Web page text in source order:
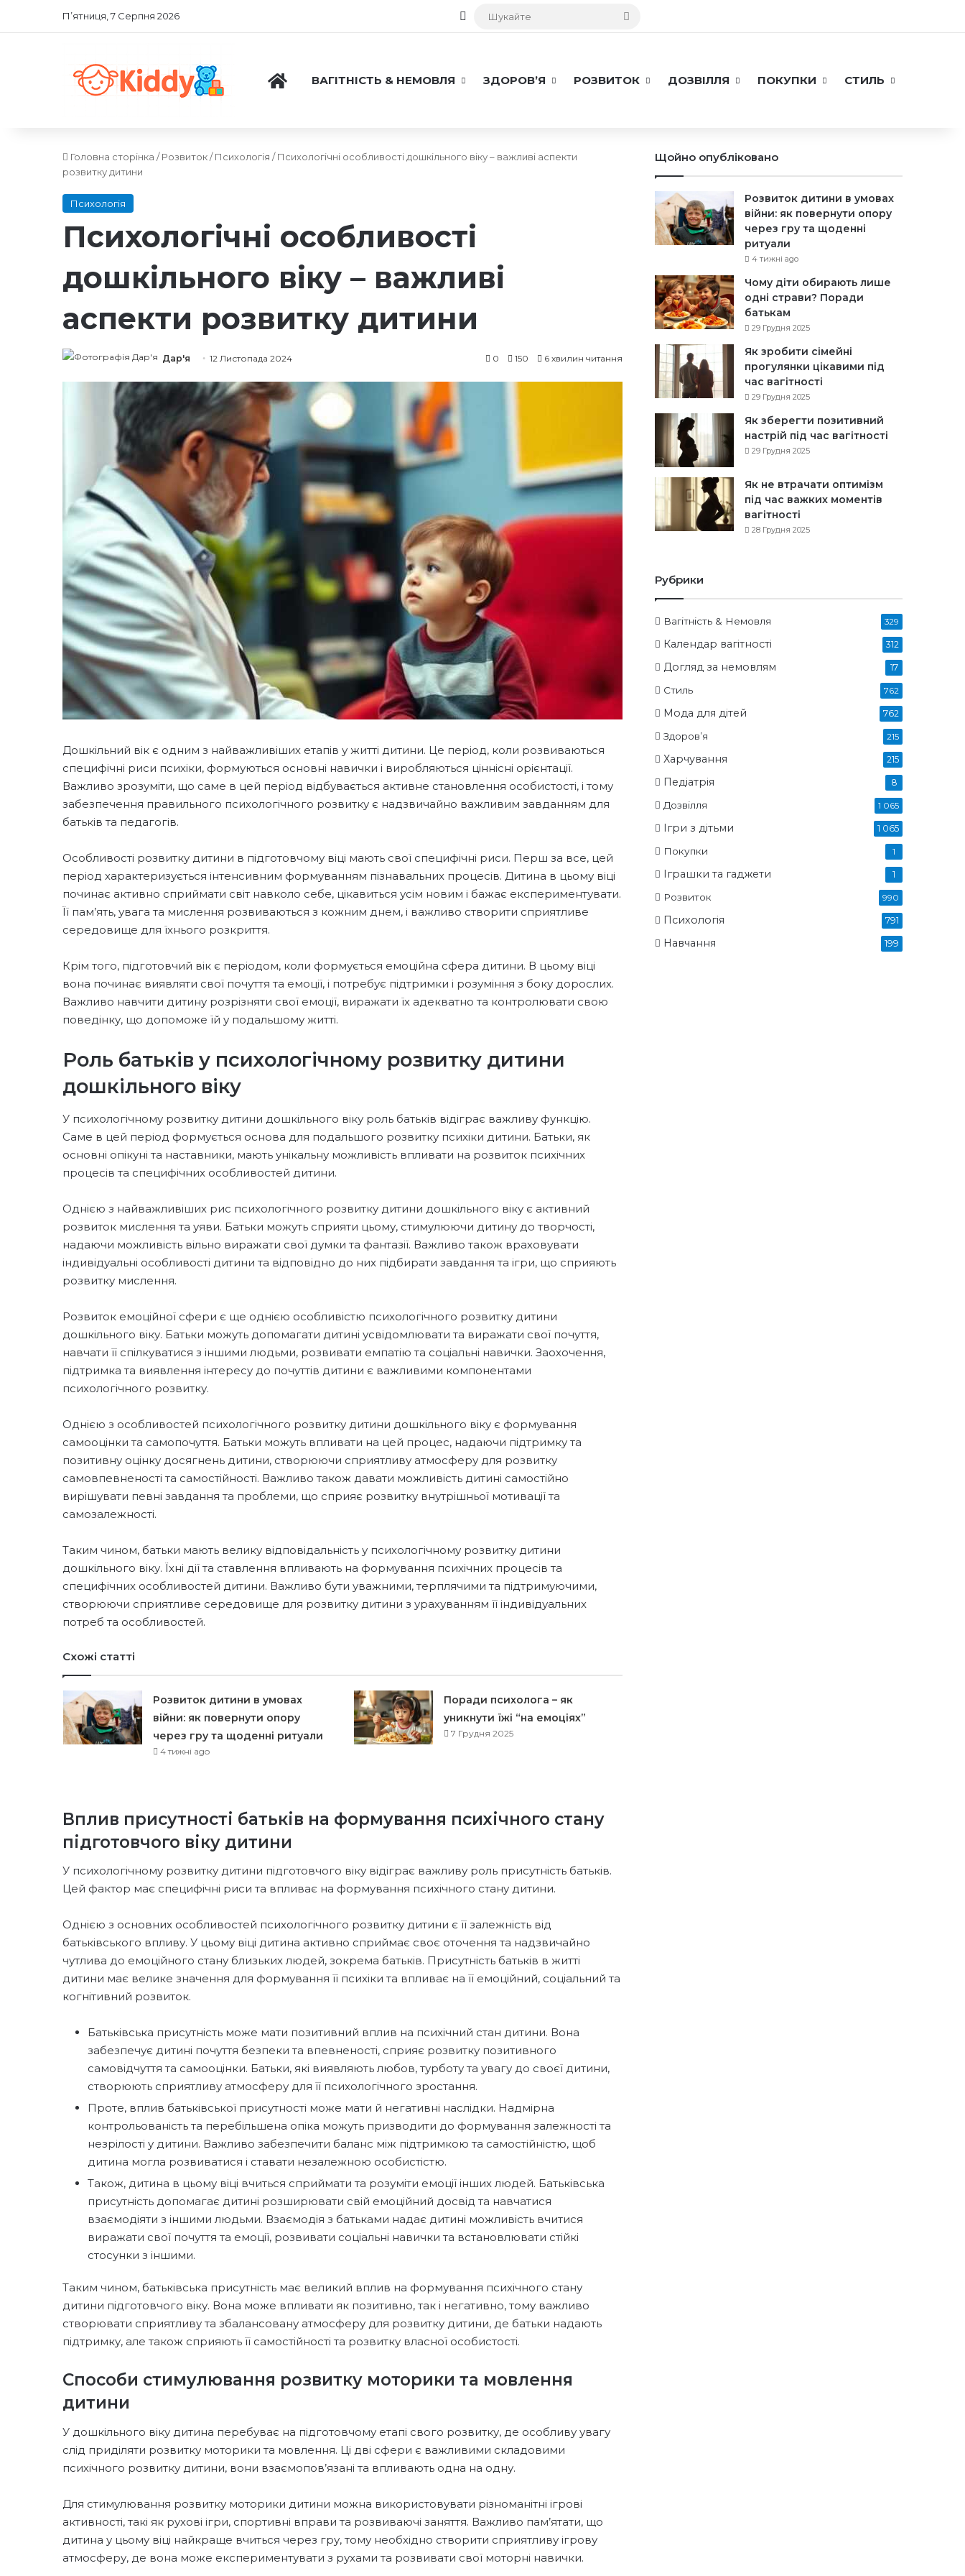
П’ятниця, 7 Серпня 2026 Бічна панель
ГОЛОВНА
ВАГІТНІСТЬ & НЕМОВЛЯ ЗДОРОВ’Я РОЗВИТОК ДОЗВІЛЛЯ ПОКУПКИ СТИЛЬ
Головна сторінка / Розвиток/ Психологія / Психологічні особливості дошкільного віку – важливі аспекти
розвитку дитини
Психологія
Психологічні особливості
дошкільного віку – важливі
аспекти розвитку дитини
Дар'я 12 Листопада 2024 0 150 6 хвилин читання
Дошкільний вік є одним з найважливіших етапів у житті дитини. Це період, коли розвиваються
специфічні риси психіки, формуються основні навички і виробляються ціннісні орієнтації.
Важливо зрозуміти, що саме в цей період відбувається активне становлення особистості, і тому
забезпечення правильного психологічного розвитку є надзвичайно важливим завданням для
батьків та педагогів.
Особливості розвитку дитини в підготовчому віці мають свої специфічні риси. Перш за все, цей
період характеризується інтенсивним формуванням пізнавальних процесів. Дитина в цьому віці
починає активно сприймати світ навколо себе, цікавиться усім новим і бажає експериментувати.
Її пам’ять, увага та мислення розвиваються з кожним днем, і важливо створити сприятливе
середовище для їхнього розкриття.
Крім того, підготовчий вік є періодом, коли формується емоційна сфера дитини. В цьому віці
вона починає виявляти свої почуття та емоції, і потребує підтримки і розуміння з боку дорослих.
Важливо навчити дитину розрізняти свої емоції, виражати їх адекватно та контролювати свою
поведінку, що допоможе їй у подальшому житті.
Роль батьків у психологічному розвитку дитини
дошкільного віку
У психологічному розвитку дитини дошкільного віку роль батьків відіграє важливу функцію.
Саме в цей період формується основа для подальшого розвитку психіки дитини. Батьки, як
основні опікуні та наставники, мають унікальну можливість впливати на розвиток психічних
процесів та специфічних особливостей дитини.
Однією з найважливіших рис психологічного розвитку дитини дошкільного віку є активний
розвиток мислення та уяви. Батьки можуть сприяти цьому, стимулюючи дитину до творчості,
надаючи можливість вільно виражати свої думки та фантазії. Важливо також враховувати
індивідуальні особливості дитини та відповідно до них підбирати завдання та ігри, що сприяють
розвитку мислення.
Розвиток емоційної сфери є ще однією особливістю психологічного розвитку дитини
дошкільного віку. Батьки можуть допомагати дитині усвідомлювати та виражати свої почуття,
навчати її спілкуватися з іншими людьми, розвивати емпатію та соціальні навички. Заохочення,
підтримка та виявлення інтересу до почуттів дитини є важливими компонентами
психологічного розвитку.
Однією з особливостей психологічного розвитку дитини дошкільного віку є формування
самооцінки та самопочуття. Батьки можуть впливати на цей процес, надаючи підтримку та
позитивну оцінку досягнень дитини, створюючи сприятливу атмосферу для розвитку
самовпевненості та самостійності. Важливо також давати можливість дитині самостійно
вирішувати певні завдання та проблеми, що сприяє розвитку внутрішньої мотивації та
самозалежності.
Таким чином, батьки мають велику відповідальність у психологічному розвитку дитини
дошкільного віку. Їхні дії та ставлення впливають на формування психічних процесів та
специфічних особливостей дитини. Важливо бути уважними, терплячими та підтримуючими,
створюючи сприятливе середовище для розвитку дитини з урахуванням її індивідуальних
потреб та особливостей.
Схожі статті
Розвиток дитини в умовах
війни: як повернути опору
через гру та щоденні ритуали
4 тижні ago
Поради психолога – як
уникнути їжі “на емоціях”
7 Грудня 2025
Вплив присутності батьків на формування психічного стану
підготовчого віку дитини
У психологічному розвитку дитини підготовчого віку відіграє важливу роль присутність батьків.
Цей фактор має специфічні риси та впливає на формування психічного стану дитини.
Однією з основних особливостей психологічного розвитку дитини є її залежність від
батьківського впливу. У цьому віці дитина активно сприймає своє оточення та надзвичайно
чутлива до емоційного стану близьких людей, зокрема батьків. Присутність батьків в житті
дитини має велике значення для формування її психіки та впливає на її емоційний, соціальний та
когнітивний розвиток.
Батьківська присутність може мати позитивний вплив на психічний стан дитини. Вона
забезпечує дитині почуття безпеки та впевненості, сприяє розвитку позитивного
самовідчуття та самооцінки. Батьки, які виявляють любов, турботу та увагу до своєї дитини,
створюють сприятливу атмосферу для її психологічного зростання.
Проте, вплив батьківської присутності може мати й негативні наслідки. Надмірна
контрольованість та перебільшена опіка можуть призводити до формування залежності та
незрілості у дитини. Важливо забезпечити баланс між підтримкою та самостійністю, щоб
дитина могла розвиватися і ставати незалежною особистістю.
Також, дитина в цьому віці вчиться сприймати та розуміти емоції інших людей. Батьківська
присутність допомагає дитині розширювати свій емоційний досвід та навчатися
взаємодіяти з іншими людьми. Взаємодія з батьками надає дитині можливість вчитися
виражати свої почуття та емоції, розвивати соціальні навички та встановлювати стійкі
стосунки з іншими.
Таким чином, батьківська присутність має великий вплив на формування психічного стану
дитини підготовчого віку. Вона може впливати як позитивно, так і негативно, тому важливо
створювати сприятливу та збалансовану атмосферу для розвитку дитини, де батьки надають
підтримку, але також сприяють її самостійності та розвитку власної особистості.
Способи стимулювання розвитку моторики та мовлення
дитини
У дошкільного віку дитина перебуває на підготовчому етапі свого розвитку, де особливу увагу
слід приділяти розвитку моторики та мовлення. Ці дві сфери є важливими складовими
психічного розвитку дитини, вони взаємопов’язані та впливають одна на одну.
Для стимулювання розвитку моторики дитини можна використовувати різноманітні ігрові
активності, такі як рухові ігри, спортивні вправи та розвиваючі заняття. Важливо пам’ятати, що
дитина у цьому віці найкраще вчиться через гру, тому необхідно створити сприятливу ігрову
атмосферу, де вона може експериментувати з рухами та розвивати свої моторні навички.
Щойно опубліковано
Розвиток дитини в умовах
війни: як повернути опору
через гру та щоденні
ритуали
4 тижні ago
Чому діти обирають лише
одні страви? Поради
батькам
29 Грудня 2025
Як зробити сімейні
прогулянки цікавими під
час вагітності
29 Грудня 2025
Як зберегти позитивний
настрій під час вагітності
29 Грудня 2025
Як не втрачати оптимізм
під час важких моментів
вагітності
28 Грудня 2025
Рубрики
Вагітність & Немовля 329
Календар вагітності 312
Догляд за немовлям 17
Стиль 762
Мода для дітей 762
Здоров’я 215
Харчування 215
Педіатрія 8
Дозвілля 1 065
Ігри з дітьми 1 065
Покупки 1
Іграшки та гаджети 1
Розвиток 990
Психологія 791
Навчання 199